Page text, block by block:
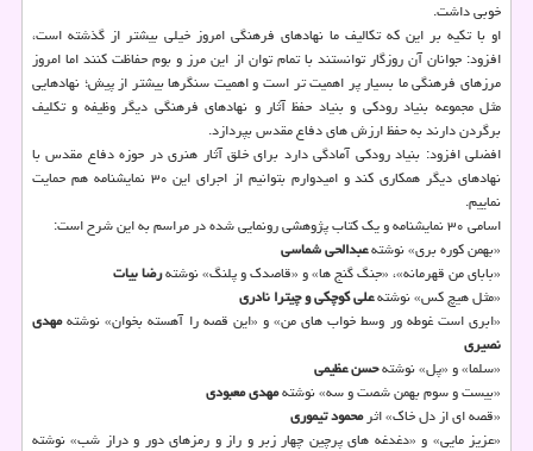
خوبی داشت.
او با تکیه بر این که تکالیف ما نهادهای فرهنگی امروز خیلی بیشتر از گذشته است،
افزود: جوانان آن روزگار توانستند با تمام توان از این مرز و بوم حفاظت کنند اما امروز
مرزهای فرهنگی ما بسیار پر اهمیت تر است و اهمیت سنگرها بیشتر از پیش؛ نهادهایی
مثل مجموعه بنیاد رودکی و بنیاد حفظ آثار و نهادهای فرهنگی دیگر وظیفه و تکلیف
برگردن دارند به حفظ ارزش های دفاع مقدس بپردازد.
افضلی افزود: بنیاد رودکی آمادگی دارد برای خلق آثار هنری در حوزه دفاع مقدس با
نهادهای دیگر همکاری کند و امیدوارم بتوانیم از اجرای این ۳۰ نمایشنامه هم حمایت
نماییم.
اسامی ۳۰ نمایشنامه و یک کتاب پژوهشی رونمایی شده در مراسم به این شرح است:
«بهمن کوره بری» نوشتهعبدالحی شماسی
«بابای من قهرمانه»، «جنگ گنج ها» و «قاصدک و پلنگ» نوشتهرضا بیات
«مثل هیچ کس» نوشتهعلی کوچکی و چیترا نادری
«ابری است غوطه ور وسط خواب های من» و «این قصه را آهسته بخوان» نوشتهمهدی
نصیری
«سلما» و «پل» نوشتهحسن عظیمی
«بیست و سوم بهمن شصت و سه» نوشتهمهدی معبودی
«قصه ای از دل خاک» اثرمحمود تیموری
«عزیز مایی» و «دغدغه های پرچین چهار زبر و راز و رمزهای دور و دراز شب» نوشته